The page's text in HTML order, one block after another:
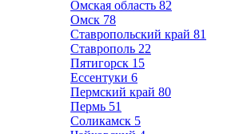
Омская область 82
Омск 78
Ставропольский край 81
Ставрополь 22
Пятигорск 15
Ессентуки 6
Пермский край 80
Пермь 51
Соликамск 5